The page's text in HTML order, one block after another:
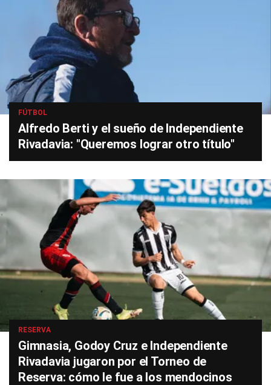
FÚTBOL
Alfredo Berti y el sueño de Independiente
Rivadavia: "Queremos lograr otro título"
RESERVA
Gimnasia, Godoy Cruz e Independiente
Rivadavia jugaron por el Torneo de
Reserva: cómo le fue a los mendocinos